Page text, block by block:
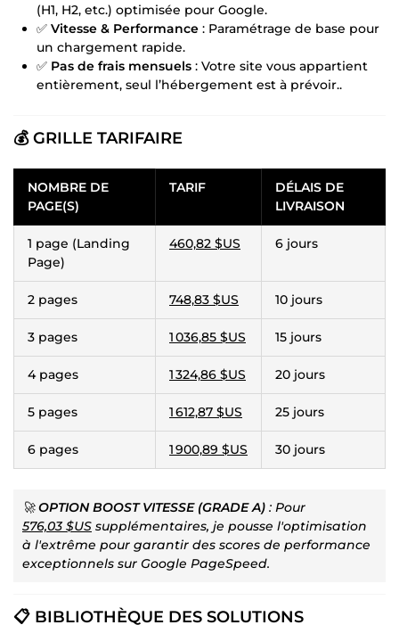
(H1, H2, etc.) optimisée pour Google.
✅ Vitesse & Performance : Paramétrage de base pour
un chargement rapide.
✅ Pas de frais mensuels : Votre site vous appartient
entièrement, seul l’hébergement est à prévoir..
💰 GRILLE TARIFAIRE
NOMBRE DE
PAGE(S)
TARIF
DÉLAIS DE
LIVRAISON
1 page (Landing
Page)
460,82 $US 6 jours
2 pages 748,83 $US 10 jours
3 pages 1 036,85 $US 15 jours
4 pages 1 324,86 $US 20 jours
5 pages 1 612,87 $US 25 jours
6 pages 1 900,89 $US 30 jours
🚀OPTION BOOST VITESSE (GRADE A) : Pour
576,03 $US supplémentaires, je pousse l'optimisation
à l'extrême pour garantir des scores de performance
exceptionnels sur Google PageSpeed.
📋 BIBLIOTHÈQUE DES SOLUTIONS